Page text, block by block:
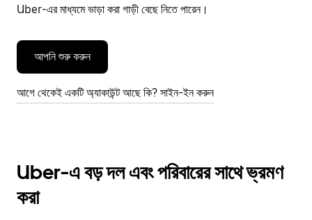
Uber-এর মাধ্যমে ভাড়া করা গাড়ী বেছে নিতে পারেন।
আপনি শুরু করুন
আগে থেকেই একটি অ্যাকাউন্ট আছে কি? সাইন-ইন করুন
Uber-এ বড় দল এবং পরিবারের সাথে ভ্রমণ
করা